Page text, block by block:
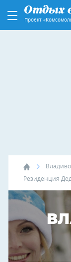
Проект
Резиденция